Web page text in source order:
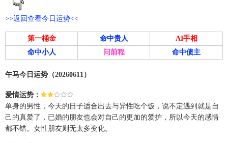
>>返回查看今日运势<<
第一桶金 命中贵人
AI手相
命中小人
问前程 命中债主
午马今日运势（20260611）
爱情运势：
单身的男性，今天的日子适合出去与异性吃个饭，说不定遇到就是自
己的真爱了，已婚的朋友也会对自己的更加的爱护，所以今天的感情
都不错。女性朋友则无太多变化。